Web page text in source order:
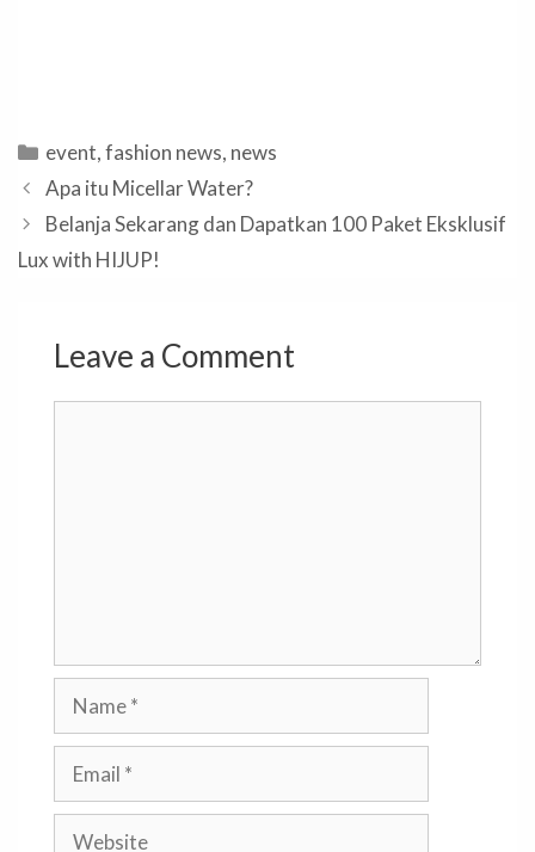
Categories
event,fashion news, news
Apa itu Micellar Water?
Belanja Sekarang dan Dapatkan 100 Paket Eksklusif
Lux with HIJUP!
Leave a Comment